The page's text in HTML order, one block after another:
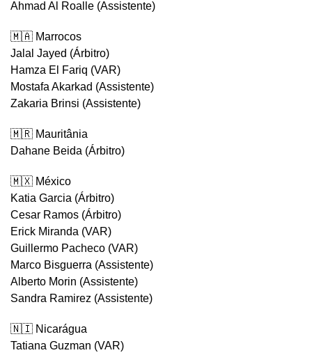
Ahmad Al Roalle (Assistente)
🇲🇦 Marrocos
Jalal Jayed (Árbitro)
Hamza El Fariq (VAR)
Mostafa Akarkad (Assistente)
Zakaria Brinsi (Assistente)
🇲🇷 Mauritânia
Dahane Beida (Árbitro)
🇲🇽 México
Katia Garcia (Árbitro)
Cesar Ramos (Árbitro)
Erick Miranda (VAR)
Guillermo Pacheco (VAR)
Marco Bisguerra (Assistente)
Alberto Morin (Assistente)
Sandra Ramirez (Assistente)
🇳🇮 Nicarágua
Tatiana Guzman (VAR)